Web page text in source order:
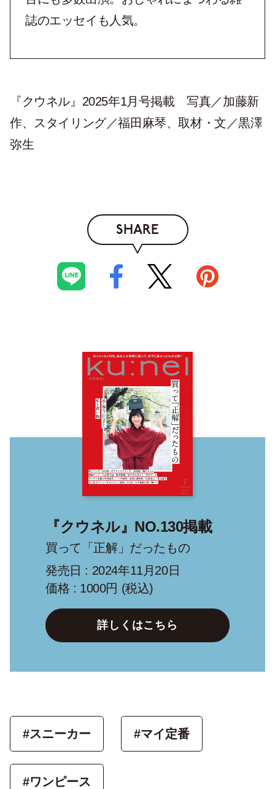
誌のエッセイも人気。
『クウネル』2025年1月号掲載 写真／加藤新
作、スタイリング／福田麻琴、取材・文／黒澤
弥生
SHARE
『クウネル』NO.130掲載
買って「正解」だったもの
発売日 : 2024年11月20日
価格 : 1000円 (税込)
詳しくはこちら
#スニーカー #マイ定番
#ワンピース